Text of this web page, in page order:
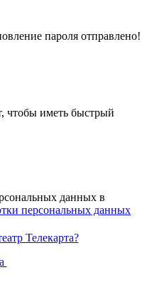
пароля отправлено!
чтобы иметь быстрый
данных в
персональных данных
Телекарта?